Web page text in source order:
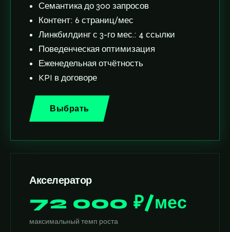
Семантика до 300 запросов
Контент: 6 страниц/мес
Линкбилдинг с 3-го мес.: 4 ссылки
Поведенческая оптимизация
Еженедельная отчётность
KPI в договоре
Выбрать
Акселератор
72 000 ₽/мес
максимальный темп роста